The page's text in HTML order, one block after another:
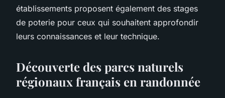
établissements proposent également des stages
de poterie pour ceux qui souhaitent approfondir
leurs connaissances et leur technique.
Découverte des parcs naturels
régionaux français en randonnée